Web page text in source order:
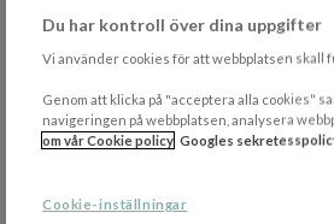
Du har kontroll över dina uppgifter
Vi använder cookies för att webbplatsen skall
Genom att klicka på "acceptera alla cookies"
navigeringen på webbplatsen, analysera
om vår Cookie policy Googles
Cookie-inställningar